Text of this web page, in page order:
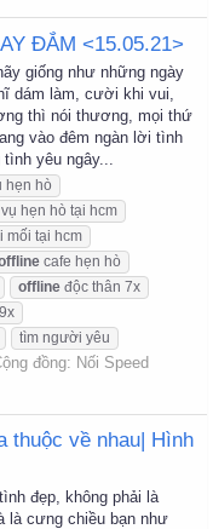
ĐẮM <15.05.21>
giống như những ngày
dám làm, cười khi vui,
thì nói thương, mọi thứ
vào đêm ngàn lời tình
yêu ngây...
hẹn hò
hẹn hò tại hcm
mối tại hcm
cafe hẹn hò
offline độc thân 7x
tìm người yêu
đồng: Nối Speed
thuộc về nhau| Hình
đẹp, không phải là
là cưng chiều bạn như